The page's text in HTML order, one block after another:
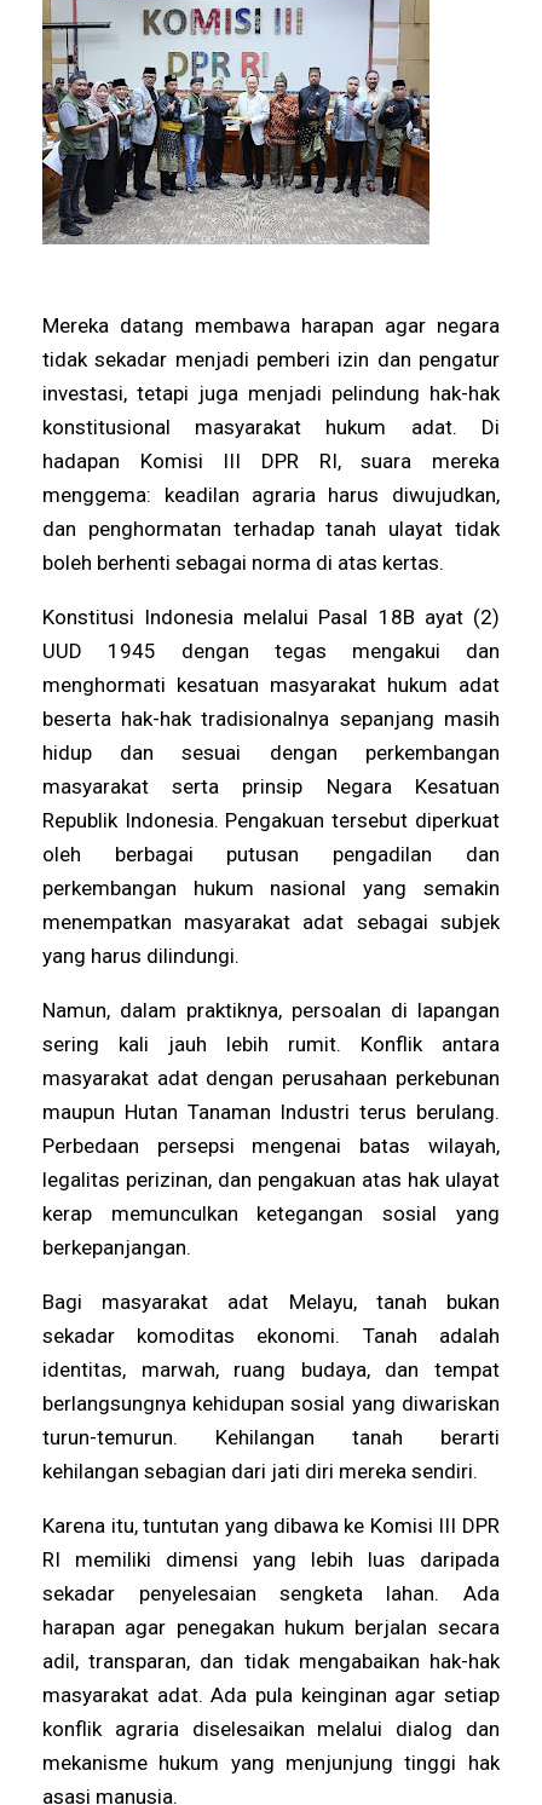
Mereka datang membawa harapan agar negara
tidak sekadar menjadi pemberi izin dan pengatur
investasi, tetapi juga menjadi pelindung hak-hak
konstitusional masyarakat hukum adat. Di
hadapan Komisi III DPR RI, suara mereka
menggema: keadilan agraria harus diwujudkan,
dan penghormatan terhadap tanah ulayat tidak
boleh berhenti sebagai norma di atas kertas.
Konstitusi Indonesia melalui Pasal 18B ayat (2)
UUD 1945 dengan tegas mengakui dan
menghormati kesatuan masyarakat hukum adat
beserta hak-hak tradisionalnya sepanjang masih
hidup dan sesuai dengan perkembangan
masyarakat serta prinsip Negara Kesatuan
Republik Indonesia. Pengakuan tersebut diperkuat
oleh berbagai putusan pengadilan dan
perkembangan hukum nasional yang semakin
menempatkan masyarakat adat sebagai subjek
yang harus dilindungi.
Namun, dalam praktiknya, persoalan di lapangan
sering kali jauh lebih rumit. Konflik antara
masyarakat adat dengan perusahaan perkebunan
maupun Hutan Tanaman Industri terus berulang.
Perbedaan persepsi mengenai batas wilayah,
legalitas perizinan, dan pengakuan atas hak ulayat
kerap memunculkan ketegangan sosial yang
berkepanjangan.
Bagi masyarakat adat Melayu, tanah bukan
sekadar komoditas ekonomi. Tanah adalah
identitas, marwah, ruang budaya, dan tempat
berlangsungnya kehidupan sosial yang diwariskan
turun-temurun. Kehilangan tanah berarti
kehilangan sebagian dari jati diri mereka sendiri.
Karena itu, tuntutan yang dibawa ke Komisi III DPR
RI memiliki dimensi yang lebih luas daripada
sekadar penyelesaian sengketa lahan. Ada
harapan agar penegakan hukum berjalan secara
adil, transparan, dan tidak mengabaikan hak-hak
masyarakat adat. Ada pula keinginan agar setiap
konflik agraria diselesaikan melalui dialog dan
mekanisme hukum yang menjunjung tinggi hak
asasi manusia.